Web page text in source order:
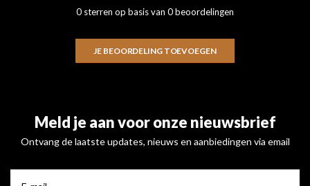
0 sterren op basis van 0 beoordelingen
JE BEOORDELING TOEVOEGEN
Meld je aan voor onze nieuwsbrief
Ontvang de laatste updates, nieuws en aanbiedingen via email